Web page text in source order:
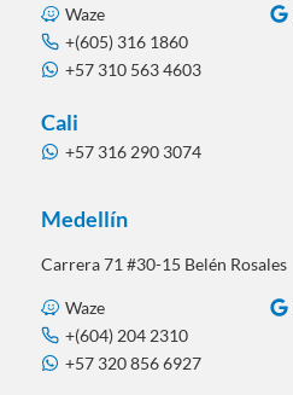
Waze
+(605) 316 1860
+57 310 563 4603
Cali
+57 316 290 3074
Medellín
Carrera 71 #30-15 Belén Rosales
Waze
+(604) 204 2310
+57 320 856 6927